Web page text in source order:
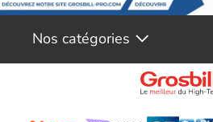
Hautes performances pour une
Refroidissement actif pour une
Conception par NVIDIA pour une
Mémoire GDDR7 de 8GB pour des
Overclockée pour des performances
Sans Low Profile pour une
Nos catégories